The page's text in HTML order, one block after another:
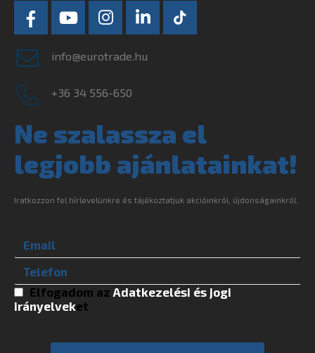
info@eurotrade.hu
+36 34 556-650
Ne szalassza el
legjobb ajánlatainkat!
Iratkozzon fel hírlevelünkre és tájékoztatjuk akcióinkról, újdonságainkról.
Elfogadom az Adatkezelési és jogi
irányelveket